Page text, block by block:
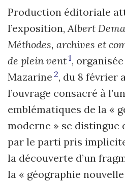
Production éditoriale
l’exposition,Albert
Méthodes, archives et
de plein vent 1,
Mazarine 2, du 8 février
l’ouvrage consacré à
emblématiques de la «
moderne » se distingue
par le parti pris
la découverte d’un
la « géographie